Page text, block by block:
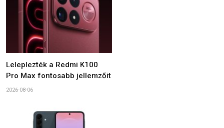
Leleplezték a Redmi K100
Pro Max fontosabb jellemzőit
2026-08-06